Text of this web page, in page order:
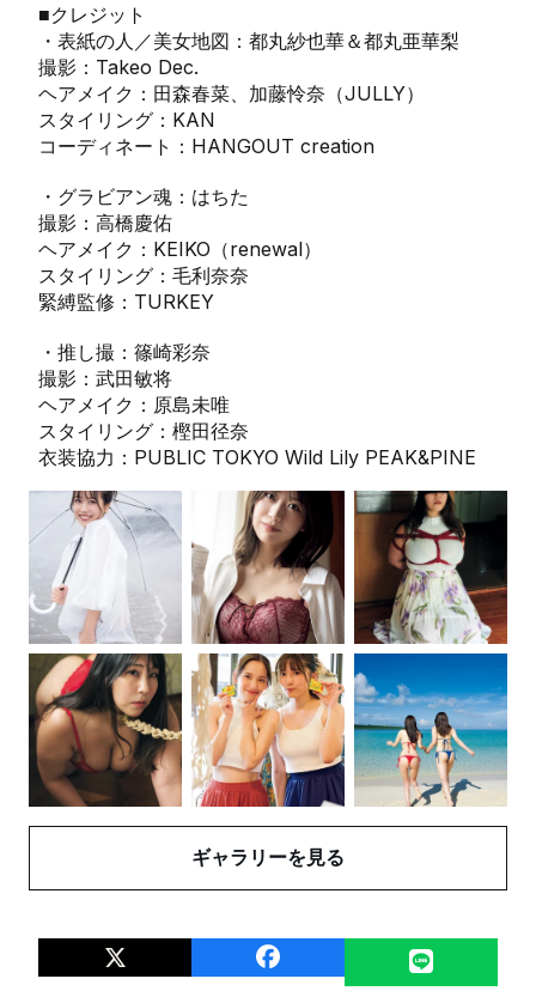
■クレジット
・表紙の人／美女地図：都丸紗也華＆都丸亜華梨
撮影：Takeo Dec.
ヘアメイク：田森春菜、加藤怜奈（JULLY）
スタイリング：KAN
コーディネート：HANGOUT creation
・グラビアン魂：はちた
撮影：高橋慶佑
ヘアメイク：KEIKO（renewal）
スタイリング：毛利奈奈
緊縛監修：TURKEY
・推し撮：篠崎彩奈
撮影：武田敏将
ヘアメイク：原島未唯
スタイリング：樫田径奈
衣装協力：PUBLIC TOKYO Wild Lily PEAK&PINE
ギャラリーを見る